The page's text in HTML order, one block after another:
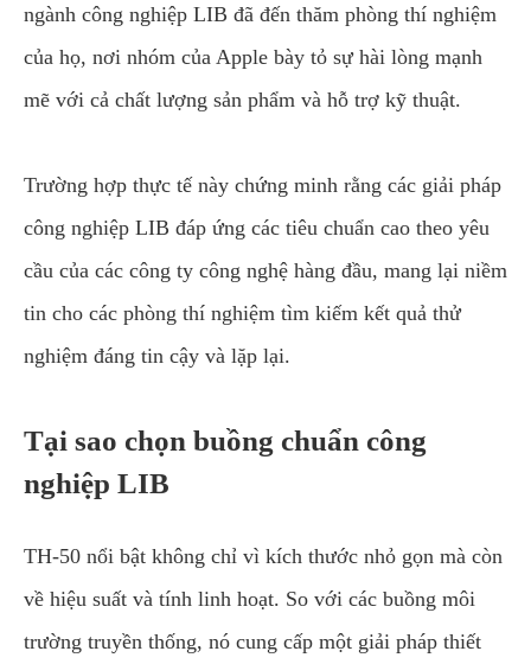
ngành công nghiệp LIB đã đến thăm phòng thí nghiệm
của họ, nơi nhóm của Apple bày tỏ sự hài lòng mạnh
mẽ với cả chất lượng sản phẩm và hỗ trợ kỹ thuật.
Trường hợp thực tế này chứng minh rằng các giải pháp
công nghiệp LIB đáp ứng các tiêu chuẩn cao theo yêu
cầu của các công ty công nghệ hàng đầu, mang lại niềm
tin cho các phòng thí nghiệm tìm kiếm kết quả thử
nghiệm đáng tin cậy và lặp lại.
Tại sao chọn buồng chuẩn công
nghiệp LIB
TH-50 nổi bật không chỉ vì kích thước nhỏ gọn mà còn
về hiệu suất và tính linh hoạt. So với các buồng môi
trường truyền thống, nó cung cấp một giải pháp thiết